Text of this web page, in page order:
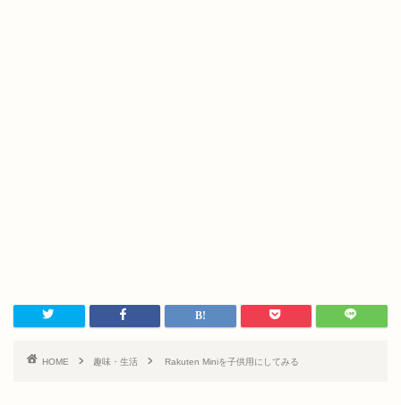
HOME 趣味・生活 Rakuten Miniを子供用にしてみる